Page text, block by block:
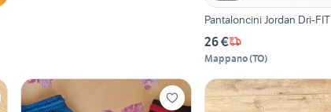
Pantaloncini Jordan Dri-FIT
26 €
Mappano(TO)